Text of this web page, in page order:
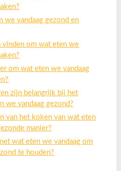
we vandaag gezond en
vinden om wat eten we
om wat eten we vandaag
zijn belangrijk bij het
we vandaag gezond?
van het koken van wat eten
manier?
wat eten we vandaag om
te houden?